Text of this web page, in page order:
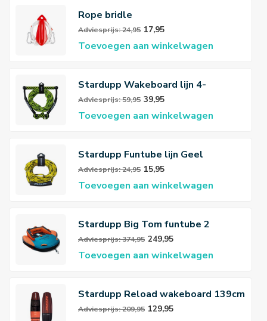
Rope bridle
Adviesprijs: 24,95 17,95
Toevoegen aan winkelwagen
Stardupp Wakeboard lijn 4-
sections
Adviesprijs: 59,95 39,95
Toevoegen aan winkelwagen
Stardupp Funtube lijn Geel
Adviesprijs: 24,95 15,95
Toevoegen aan winkelwagen
Stardupp Big Tom funtube 2
persoons
Adviesprijs: 374,95 249,95
Toevoegen aan winkelwagen
Stardupp Reload wakeboard 139cm
Red
Adviesprijs: 209,95 129,95